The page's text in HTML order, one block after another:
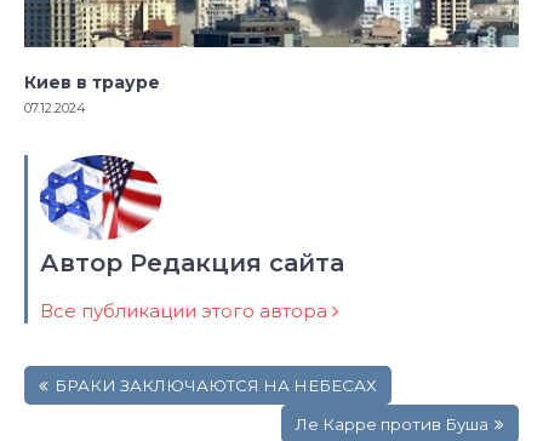
Киев в трауре
07.12.2024
Автор Редакция сайта
Все публикации этого автора
по БРАКИ ЗАКЛЮЧАЮТСЯ НА НЕБЕСАХ
Ле Карре против Буша